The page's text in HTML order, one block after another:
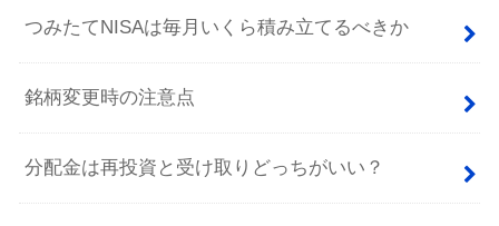
つみたてNISAは毎月いくら積み立てるべきか
銘柄変更時の注意点
分配金は再投資と受け取りどっちがいい？